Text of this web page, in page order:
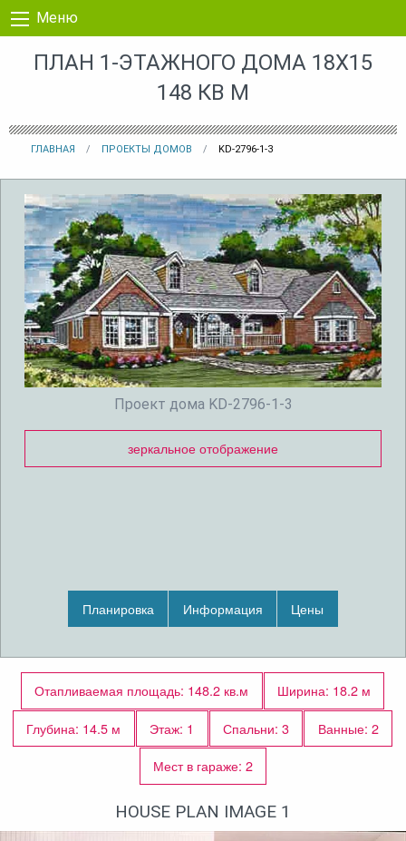
Перейти к контенту
Меню
ПЛАН 1-ЭТАЖНОГО ДОМА 18X15
148 КВ М
ГЛАВНАЯ ПРОЕКТЫ ДОМОВ KD-2796-1-3
Проект дома KD-2796-1-3
зеркальное отображение
Планировка Информация Цены
Отапливаемая площадь: 148.2 кв.м
Ширина: 18.2 м
Глубина: 14.5 м
Этаж: 1 Спальни: 3
Ванные: 2
Мест в гараже: 2
HOUSE PLAN IMAGE 1